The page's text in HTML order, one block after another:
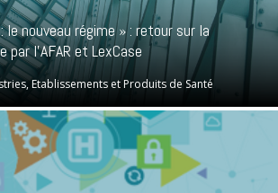
le nouveau régime » : retour sur la
l’AFAR et LexCase
Etablissements et Produits de Santé
Etablissements et Produits de Santé